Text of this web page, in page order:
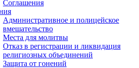
Соглашения
Административное и полицейское
вмешательство
Места для молитвы
Отказ в регистрации и ликвидация
религиозных объединений
Защита от гонений